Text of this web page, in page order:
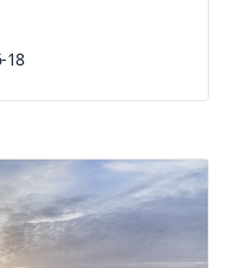
18